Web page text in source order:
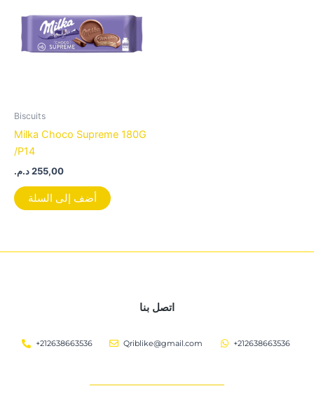
Biscuits
Milka Choco Supreme 180G
/P14
255,00د.م.
أضف إلى السلة
اتصل بنا
+212638663536 Qriblike@gmail.com +212638663536